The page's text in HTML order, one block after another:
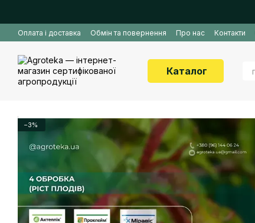
Оплата і доставка Обмін та повернення Про нас Контакти
Каталог
−3%